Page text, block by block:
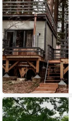
Загородный
отель
Орлиное